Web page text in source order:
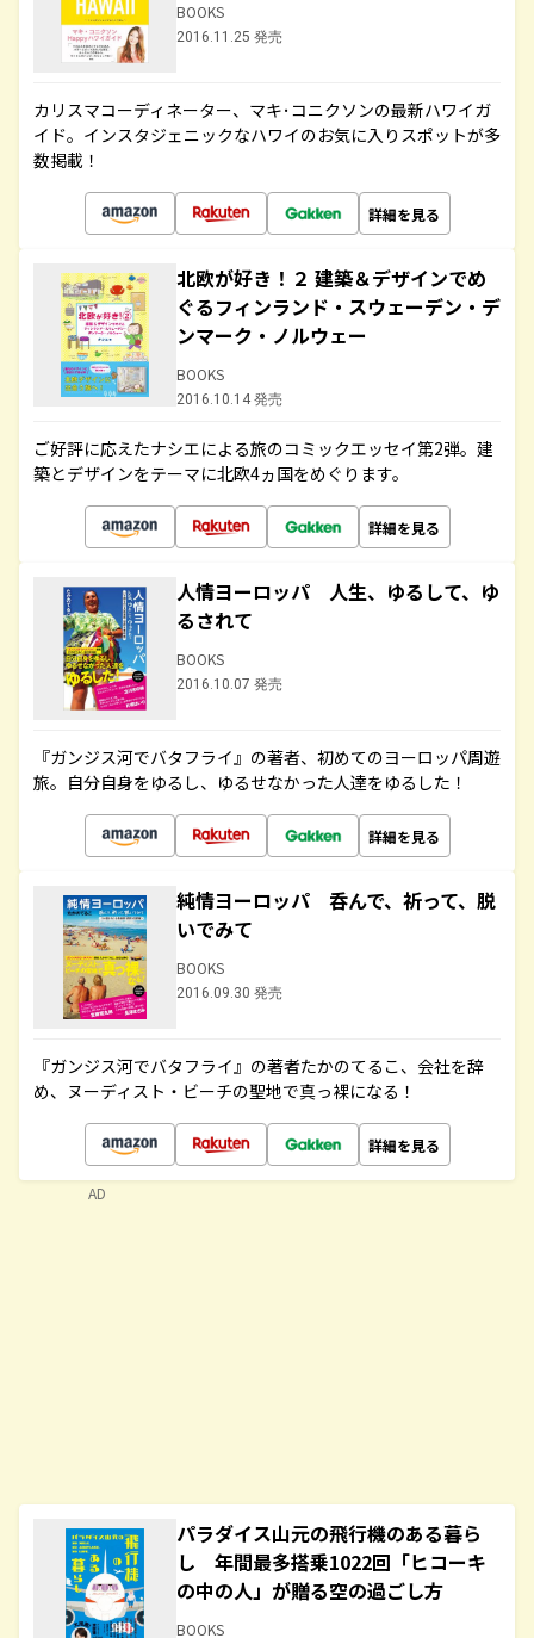
BOOKS
2016.11.25 発売
カリスマコーディネーター、マキ･コニクソンの最新ハワイガ
イド。インスタジェニックなハワイのお気に入りスポットが多
数掲載！
詳細を見る
北欧が好き！２ 建築＆デザインでめ
ぐるフィンランド・スウェーデン・デ
ンマーク・ノルウェー
BOOKS
2016.10.14 発売
ご好評に応えたナシエによる旅のコミックエッセイ第2弾。建
築とデザインをテーマに北欧4ヵ国をめぐります。
詳細を見る
人情ヨーロッパ 人生、ゆるして、ゆ
るされて
BOOKS
2016.10.07 発売
『ガンジス河でバタフライ』の著者、初めてのヨーロッパ周遊
旅。自分自身をゆるし、ゆるせなかった人達をゆるした！
詳細を見る
純情ヨーロッパ 呑んで、祈って、脱
いでみて
BOOKS
2016.09.30 発売
『ガンジス河でバタフライ』の著者たかのてるこ、会社を辞
め、ヌーディスト・ビーチの聖地で真っ裸になる！
詳細を見る
パラダイス山元の飛行機のある暮ら
し 年間最多搭乗1022回「ヒコーキ
の中の人」が贈る空の過ごし方
BOOKS
AD